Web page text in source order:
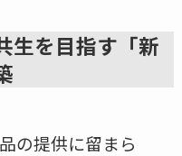
生を目指す「新
の提供に留まら